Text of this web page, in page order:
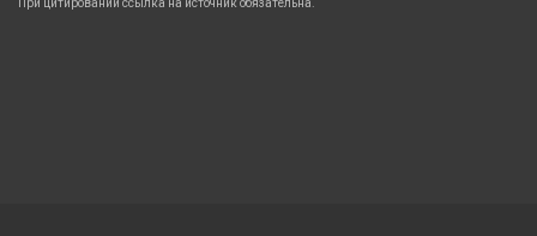
При цитировании ссылка на источник обязательна.